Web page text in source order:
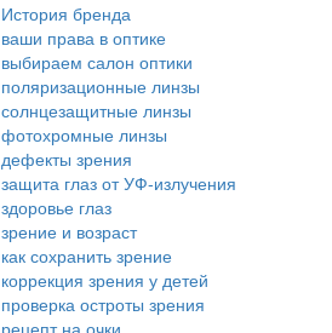
История бренда
ваши права в оптике
выбираем салон оптики
поляризационные линзы
солнцезащитные линзы
фотохромные линзы
дефекты зрения
защита глаз от УФ-излучения
здоровье глаз
зрение и возраст
как сохранить зрение
коррекция зрения у детей
проверка остроты зрения